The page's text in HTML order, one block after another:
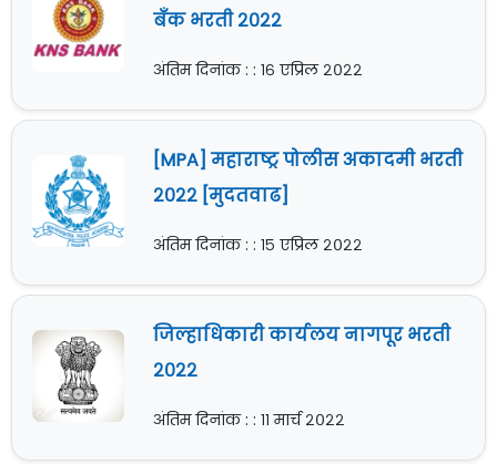
बँक भरती २०२२
अंतिम दिनांक : : १६ एप्रिल २०२२
[MPA] महाराष्ट्र पोलीस अकादमी भरती
२०२२ [मुदतवाढ]
अंतिम दिनांक : : १५ एप्रिल २०२२
जिल्हाधिकारी कार्यलय नागपूर भरती
२०२२
अंतिम दिनांक : : ११ मार्च २०२२